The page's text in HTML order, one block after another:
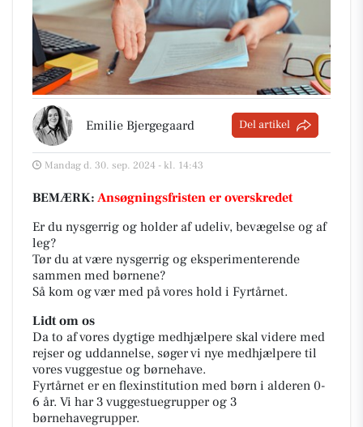
Emilie Bjergegaard Del artikel
Mandag d. 30. sep. 2024 - kl. 14:43
BEMÆRK: Ansøgningsfristen er overskredet
Er du nysgerrig og holder af udeliv, bevægelse og af
leg?
Tør du at være nysgerrig og eksperimenterende
sammen med børnene?
Så kom og vær med på vores hold i Fyrtårnet.
Lidt om os
Da to af vores dygtige medhjælpere skal videre med
rejser og uddannelse, søger vi nye medhjælpere til
vores vuggestue og børnehave.
Fyrtårnet er en flexinstitution med børn i alderen 0-
6 år. Vi har 3 vuggestuegrupper og 3
børnehavegrupper.